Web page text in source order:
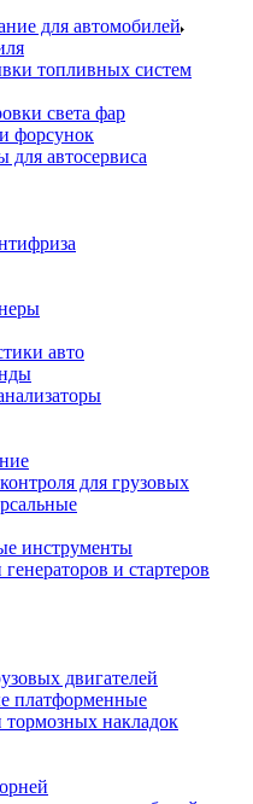
для автомобилей
топливных систем
света фар
форсунок
для автосервиса
авто
для грузовых
инструменты
и стартеров
двигателей
платформенные
накладок